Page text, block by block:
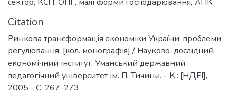
Citation
Ринкова трансформація економіки України: проблеми
регулювання: [кол. монографія] / Науково-дослідний
економічний інститут, Уманський державний
педагогічний університет ім. П. Тичини. – К.: [НДЕІ],
2005 - С. 267-273.